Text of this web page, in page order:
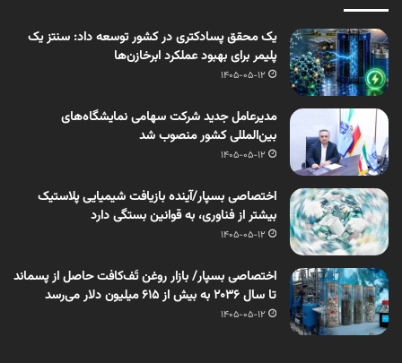
یک محقق پسادکتری در کشور توسعه داد: سنتز یک
پلیمر برای بهبود عملکرد ابرخازن‌ها
1405-05-12
مدیرعامل جدید شرکت سهامی نمایشگاه‌های
بین‌المللی کشور منصوب شد
1405-05-12
اختصاصی بسپار/آینده بازیافت شیمیایی پلاستیک
بیشتر از فناوری، به قوانین بستگی دارد
1405-05-12
اختصاصی بسپار/ بازار روغن تَف‌کافت حاصل از پسماند
تا سال ۲۰۳۶ به بیش از ۶۱۵ میلیون دلار می‌رسد
1405-05-12